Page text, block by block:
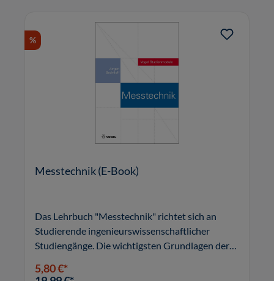
%
Messtechnik (E-Book)
Das Lehrbuch "Messtechnik" richtet sich an
Studierende ingenieurswissenschaftlicher
Studiengänge. Die wichtigsten Grundlagen der
und Aufgaben praktisch veranschaulicht.
5,80 €*